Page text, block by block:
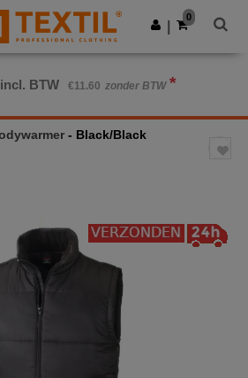
de app!
Download app
0
incl. BTW €11.60 zonder BTW *
- Black/Black